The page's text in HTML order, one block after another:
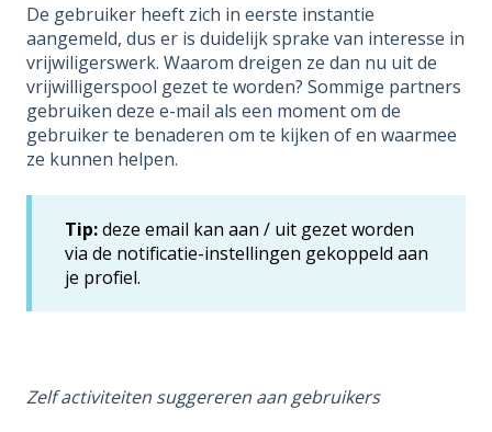
De gebruiker heeft zich in eerste instantie
aangemeld, dus er is duidelijk sprake van interesse in
vrijwiligerswerk. Waarom dreigen ze dan nu uit de
vrijwilligerspool gezet te worden? Sommige partners
gebruiken deze e-mail als een moment om de
gebruiker te benaderen om te kijken of en waarmee
ze kunnen helpen.
Tip:deze email kan aan / uit gezet worden
via de notificatie-instellingen gekoppeld aan
je profiel.
Zelf activiteiten suggereren aan gebruikers